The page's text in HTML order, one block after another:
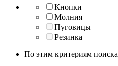
Кнопки
Молния
Пуговицы
Резинка
По этим критериям